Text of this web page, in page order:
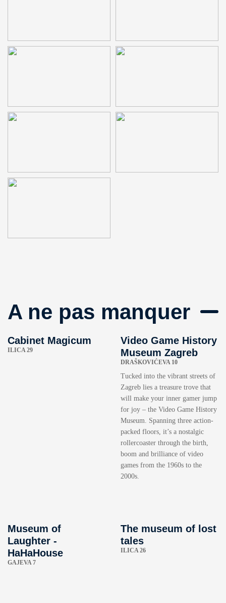
A ne pas manquer
Cabinet Magicum
ILICA 29
Video Game History
Museum Zagreb
DRAŠKOVIĆEVA 10
Tucked into the vibrant streets of
Zagreb lies a treasure trove that
will make your inner gamer jump
for joy – the Video Game History
Museum. Spanning three action-
packed floors, it’s a nostalgic
rollercoaster through the birth,
boom and brilliance of video
games from the 1960s to the
2000s.
Museum of
Laughter -
HaHaHouse
GAJEVA 7
The museum of lost
tales
ILICA 26